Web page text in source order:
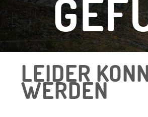
LEIDER
WERDEN